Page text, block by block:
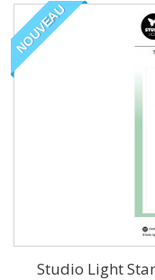
NOUVEAU
Studio Light